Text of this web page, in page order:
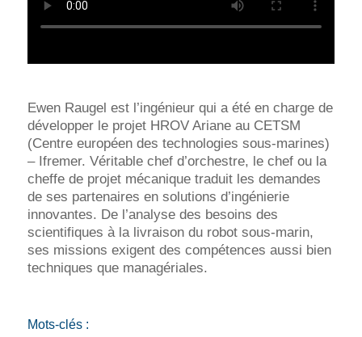
Ewen Raugel est l’ingénieur qui a été en charge de
développer le projet HROV Ariane au CETSM
(Centre européen des technologies sous-marines)
– Ifremer. Véritable chef d’orchestre, le chef ou la
cheffe de projet mécanique traduit les demandes
de ses partenaires en solutions d’ingénierie
innovantes. De l’analyse des besoins des
scientifiques à la livraison du robot sous-marin,
ses missions exigent des compétences aussi bien
techniques que managériales.
Mots-clés :